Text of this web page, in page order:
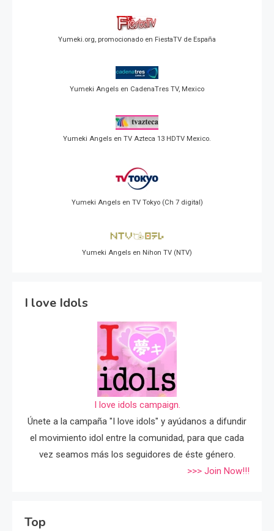
Yumeki.org, promocionado en FiestaTV de España
Yumeki Angels en CadenaTres TV, Mexico
Yumeki Angels en TV Azteca 13 HDTV Mexico.
Yumeki Angels en TV Tokyo (Ch 7 digital)
Yumeki Angels en Nihon TV (NTV)
I love Idols
I love idols campaign.
Únete a la campaña "I love idols" y ayúdanos a difundir
el movimiento idol entre la comunidad, para que cada
vez seamos más los seguidores de éste género.
>>> Join Now!!!
Top